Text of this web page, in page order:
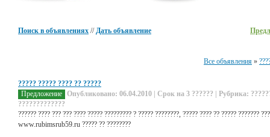
Поиск в объявлениях //Дать объявление
Все объявления »
????? ????? ???? ?? ?????
Предложение Опубликовано: 06.04.2010 | Срок на 3 ?????? | Рубрика:
?????????????
?????? ???? ??? ??? ???? ????? ????????? ? ????? ????????, ????? ???? ?? ????? ???????
www.rubimsrub59.ru ????? ?? ????????